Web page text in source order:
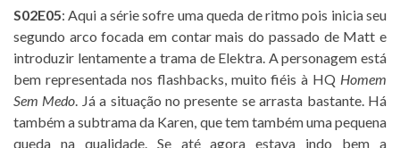
S02E05: Aqui a série sofre uma queda de ritmo pois inicia seu
segundo arco focada em contar mais do passado de Matt e
introduzir lentamente a trama de Elektra. A personagem está
bem representada nos flashbacks, muito fiéis à HQ Homem
Sem Medo. Já a situação no presente se arrasta bastante. Há
também a subtrama da Karen, que tem também uma pequena
queda na qualidade. Se até agora estava indo bem a